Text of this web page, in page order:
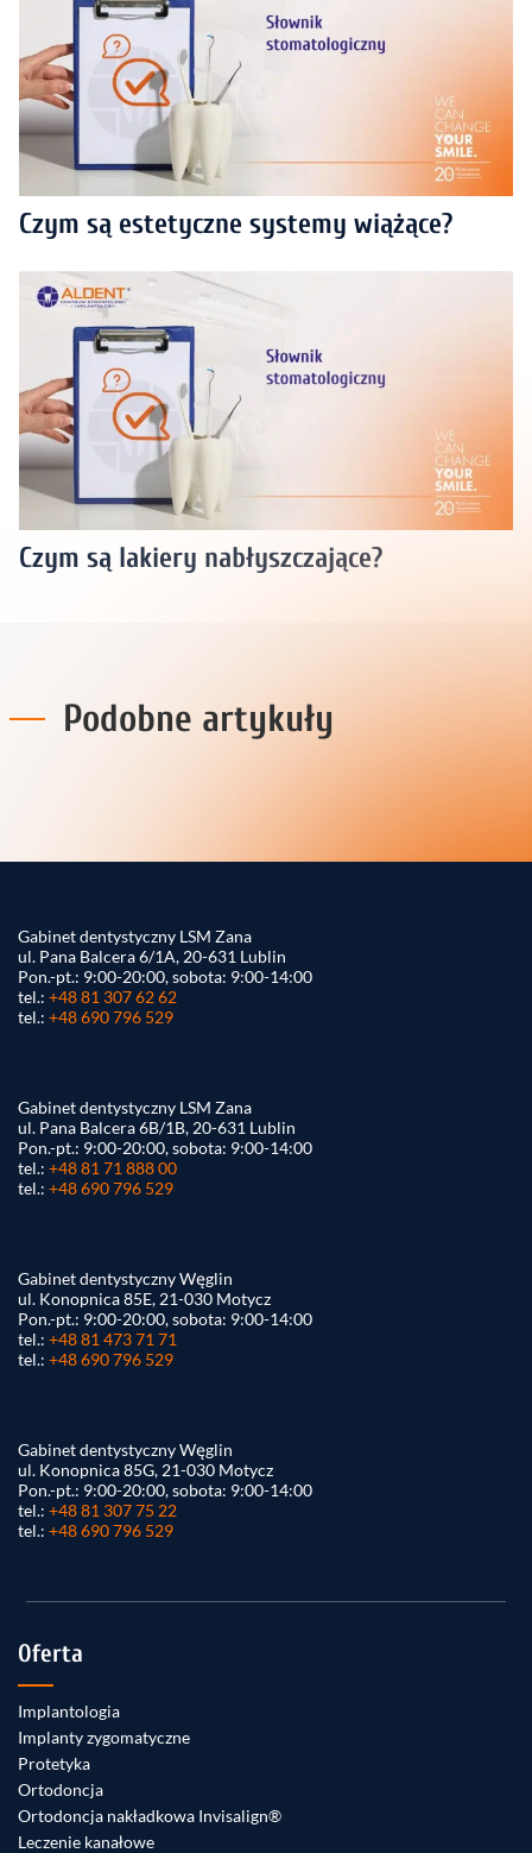
Czym są estetyczne systemy wiążące?
Czym są lakiery nabłyszczające?
Podobne artykuły
Gabinet dentystyczny LSM Zana
ul. Pana Balcera 6/1A, 20-631 Lublin
Pon.-pt.: 9:00-20:00, sobota: 9:00-14:00
tel.: +48 81 307 62 62
tel.: +48 690 796 529
Gabinet dentystyczny LSM Zana
ul. Pana Balcera 6B/1B, 20-631 Lublin
Pon.-pt.: 9:00-20:00, sobota: 9:00-14:00
tel.: +48 81 71 888 00
tel.: +48 690 796 529
Gabinet dentystyczny Węglin
ul. Konopnica 85E, 21-030 Motycz
Pon.-pt.: 9:00-20:00, sobota: 9:00-14:00
tel.: +48 81 473 71 71
tel.: +48 690 796 529
Gabinet dentystyczny Węglin
ul. Konopnica 85G, 21-030 Motycz
Pon.-pt.: 9:00-20:00, sobota: 9:00-14:00
tel.: +48 81 307 75 22
tel.: +48 690 796 529
Oferta
Implantologia
Implanty zygomatyczne
Protetyka
Ortodoncja
Ortodoncja nakładkowa Invisalign®
Leczenie kanałowe